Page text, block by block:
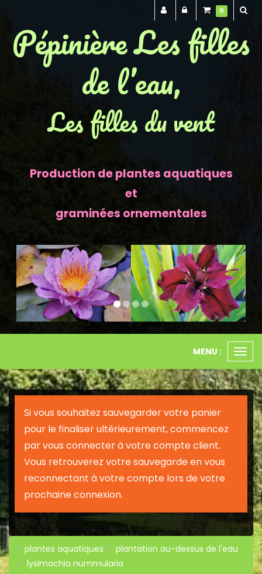
Pépinière Les filles
de l’eau,
Les filles du vent
Production de plantes aquatiques
et
graminées ornementales
Previous Next
le
MENU :
Si vous souhaitez sauvegarder votre panier
pour le finaliser ultérieurement, commencez
par vous connecter à votre compte client.
Vous retrouverez votre sauvegarde en vous
reconnectant à votre compte lors de votre
prochaine connexion.
plantes aquatiques
plantation au-dessus de l'eau
lysimachia nummularia
0